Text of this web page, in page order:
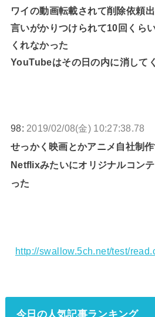
ワイの動画転載されて削除依頼
言いがかりつけられて10回くら
くれなかった
YouTubeはその日の内に消して
98: 2019/02/08(金) 10:27:38.78
せっかく映画とかアニメ自社制
Netflixみたいにオリジナルコン
った
http://swallow.5ch.net/test/
今日の人気記事ランキング